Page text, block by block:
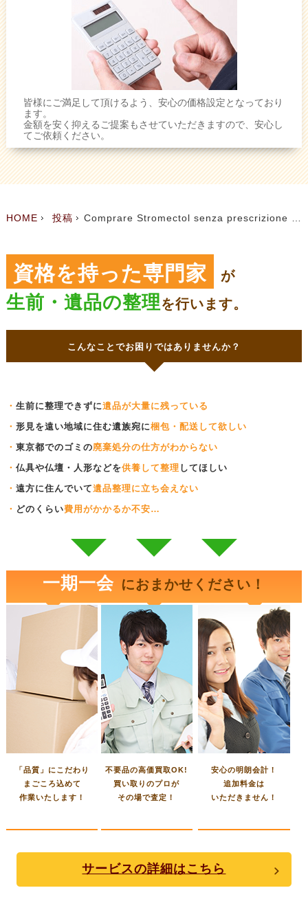
皆様にご満足して頂けるよう、安心の価格設定となっており
ます。
金額を安く抑えるご提案もさせていただきますので、安心し
てご依頼ください。
HOME 投稿 Comprare Stromectol senza prescrizione medica – ordine generico Stromectol
資格を持った専門家 が
生前・遺品の整理を行います。
こんなことでお困りではありませんか？
・ 生前に整理できずに遺品が大量に残っている
・ 形見を遠い地域に住む遺族宛に梱包・配送して欲しい
・ 東京都でのゴミの廃棄処分の仕方がわからない
・ 仏具や仏壇・人形などを供養して整理 してほしい
・ 遠方に住んでいて遺品整理に立ち会えない
・ どのくらい費用がかかるか不安…
一期一会 におまかせください！
「品質」にこだわり
まごころ込めて
作業いたします！
不要品の高価買取OK!
買い取りのプロが
その場で査定！
安心の明朗会計！
追加料金は
いただきません！
サービスの詳細はこちら